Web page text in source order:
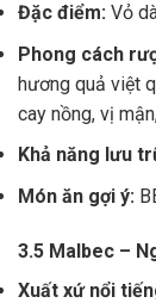
Đặc điểm: Vỏ
Phong cách
hương quả việt
cay nồng, vị
Khả năng lưu
Món ăn gợi ý:
3.5 Malbec –
Xuất xứ nổi